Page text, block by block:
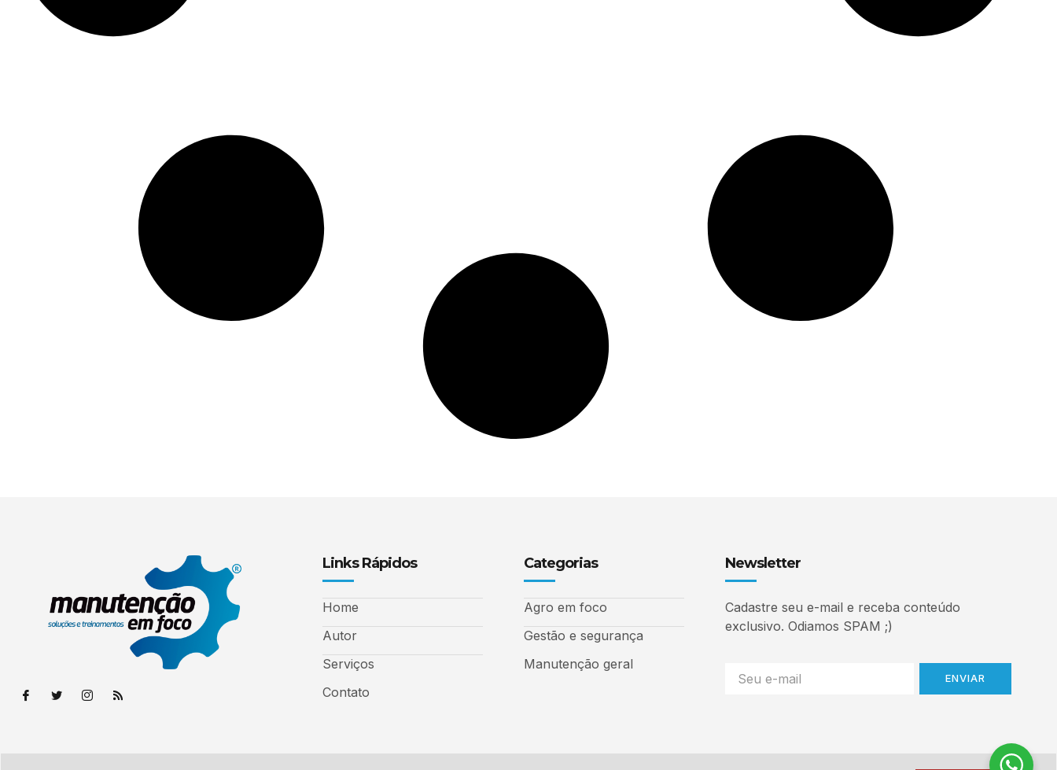
Links Rápidos
Home
Autor
Serviços
Contato
Categorias
Agro em foco
Gestão e segurança
Manutenção geral
Newsletter
Cadastre seu e-mail e receba conteúdo
exclusivo. Odiamos SPAM ;)
ENVIAR